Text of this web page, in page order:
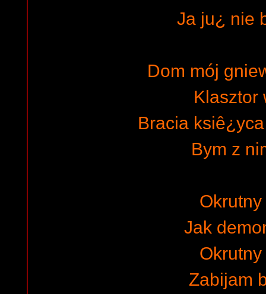
Ja ju¿ nie
Dom mój
Klasztor
Bracia
Bym z
Okrutny
Jak
Okrutny
Zabijam